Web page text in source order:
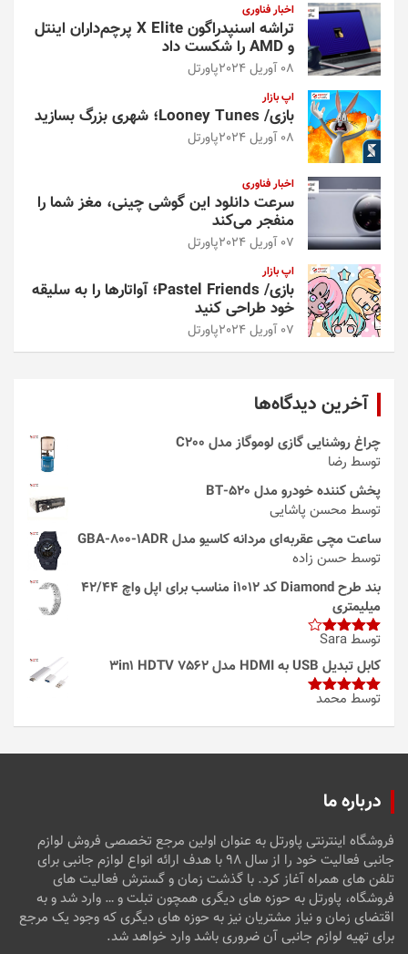
اخبار فناوری
تراشه اسنپدراگون X Elite پرچم‌داران اینتل
و AMD را شکست داد
08 آوریل 2024 پاورتل
اپ بازار
بازی/ Looney Tunes؛ شهری بزرگ بسازید
08 آوریل 2024 پاورتل
اخبار فناوری
سرعت دانلود این گوشی چینی، مغز شما را
منفجر می‌کند
07 آوریل 2024 پاورتل
اپ بازار
بازی/ Pastel Friends؛ آواتارها را به سلیقه
خود طراحی کنید
07 آوریل 2024 پاورتل
آخرین دیدگاه‌ها
چراغ روشنایی گازی لوموگاز مدل C200
توسط رضا
پخش کننده خودرو مدل 520-BT
توسط محسن پاشایی
ساعت مچی عقربه‌ای مردانه کاسیو مدل GBA-800-1ADR
توسط حسن زاده
بند طرح Diamond کد i1012 مناسب برای اپل واچ 42/44
میلیمتری
امتیاز4
از 5
توسط Sara
کابل تبدیل USB به HDMI مدل 3in1 HDTV 7562
امتیاز5از
توسط محمد
درباره ما
فروشگاه اینترنتی پاورتل به عنوان اولین مرجع تخصصی فروش لوازم
جانبی فعالیت خود را از سال ۹۸ با هدف ارائه انواع لوازم جانبی برای
تلفن های همراه آغاز کرد. با گذشت زمان و گسترش فعالیت های
فروشگاه، پاورتل به حوزه های دیگری همچون تبلت و … وارد شد و به
اقتضای زمان و نیاز مشتریان نیز به حوزه های دیگری که وجود یک مرجع
برای تهیه لوازم جانبی آن ضروری باشد وارد خواهد شد.